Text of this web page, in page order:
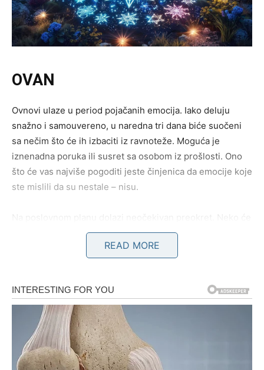
OVAN
Ovnovi ulaze u period pojačanih emocija. Iako deluju
snažno i samouvereno, u naredna tri dana biće suočeni
sa nečim što će ih izbaciti iz ravnoteže. Moguća je
iznenadna poruka ili susret sa osobom iz prošlosti. Ono
što će vas najviše pogoditi jeste činjenica da emocije koje
ste mislili da su nestale – nisu.
vam ponuditi priliku koju niste tražili, ali koja može
promeniti vašu finansijsku situaciju. Ne reagujte
BIK
Bikovi će konačno osetiti olakšanje, ali pre toga dolazi
jedan šok koji će ih naterati da preispitaju svoje odluke.
Moguće je da ćete saznati nešto što vam je dugo bilo
READ MORE